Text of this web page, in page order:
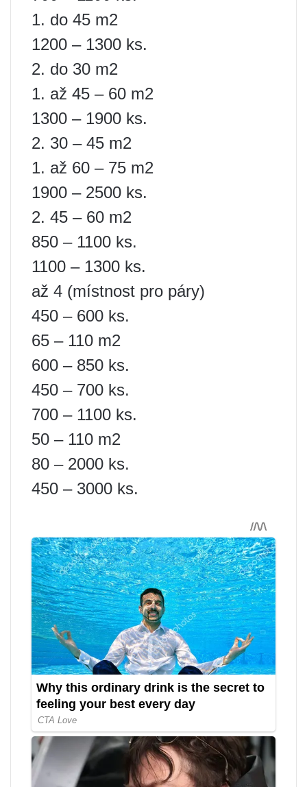
1. do 45 m2
1200 – 1300 ks.
2. do 30 m2
1. až 45 – 60 m2
1300 – 1900 ks.
2. 30 – 45 m2
1. až 60 – 75 m2
1900 – 2500 ks.
2. 45 – 60 m2
850 – 1100 ks.
1100 – 1300 ks.
až 4 (místnost pro páry)
450 – 600 ks.
65 – 110 m2
600 – 850 ks.
450 – 700 ks.
700 – 1100 ks.
50 – 110 m2
80 – 2000 ks.
450 – 3000 ks.